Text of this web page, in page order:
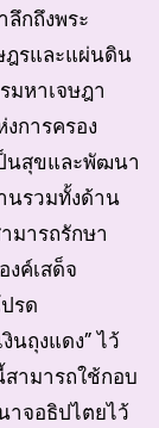
กถึงพระ
รและแผ่นดิน
มหาเจษฎา
การครอง
นสุขและพัฒนา
นรวมทั้งด้าน
มารถรักษา
ค์เสด็จ
รด
นถุงแดง” ไว้
ามารถใช้กอบ
าจอธิปไตยไว้